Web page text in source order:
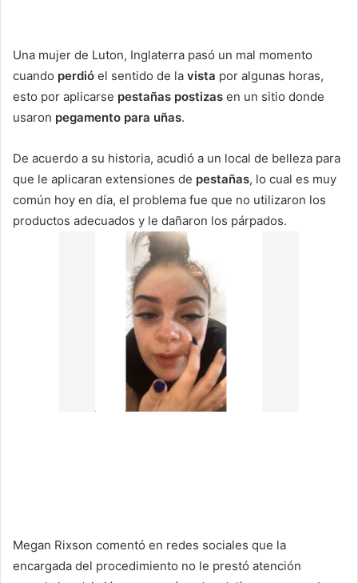
Una mujer de Luton, Inglaterra pasó un mal momento
cuando perdió el sentido de la vista por algunas horas,
esto por aplicarse pestañas postizas en un sitio donde
usaron pegamento para uñas.
De acuerdo a su historia, acudió a un local de belleza para
que le aplicaran extensiones de pestañas, lo cual es muy
común hoy en día, el problema fue que no utilizaron los
productos adecuados y le dañaron los párpados.
Megan Rixson comentó en redes sociales que la
encargada del procedimiento no le prestó atención